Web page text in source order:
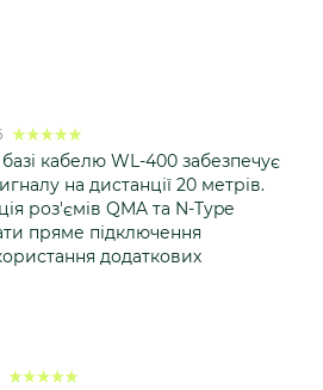
кабелю WL-400 забезпечує
на дистанції 20 метрів.
роз'ємів QMA та N-Type
пряме підключення
додаткових